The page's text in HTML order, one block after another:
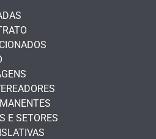
E SETORES